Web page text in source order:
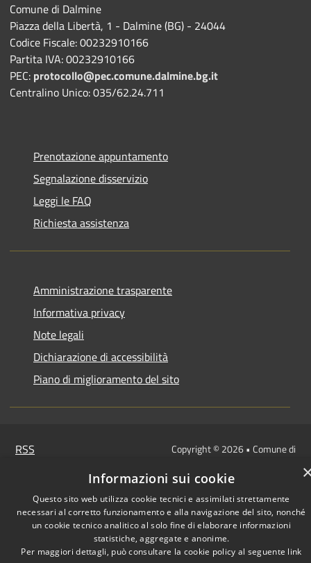
Comune di Dalmine
Piazza della Libertà, 1 - Dalmine (BG) - 24044
Codice Fiscale: 00232910166
Partita IVA: 00232910166
PEC: protocollo@pec.comune.dalmine.bg.it
Centralino Unico: 035/62.24.711
Prenotazione appuntamento
Segnalazione disservizio
Leggi le FAQ
Richiesta assistenza
Amministrazione trasparente
Informativa privacy
Note legali
Dichiarazione di accessibilità
Piano di miglioramento del sito
RSS
Cookie
Mappa del sito
Copyright © 2026 • Comune di
Municipium
redazione
Informazioni sui cookie
Questo sito web utilizza cookie tecnici e assimilati strettamente
necessari al corretto funzionamento e alla navigazione del sito, nonché
un cookie tecnico analitico al solo fine di elaborare informazioni
statistiche, aggregate e anonime.
Per maggiori dettagli, può consultare la cookie policy al seguente link